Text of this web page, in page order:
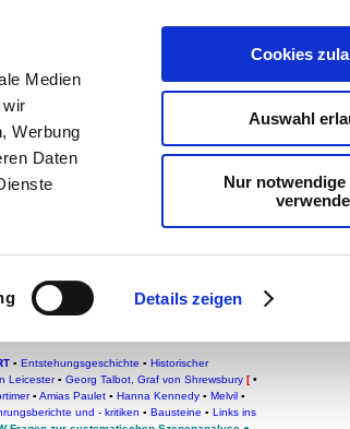
Medien
wir
Werbung
Daten
Details zeigen
Cookies
Auswahl
Nur notwendige
▪ Entstehungsgeschichte ▪ Historischer
Leicester▪ Georg Talbot, Graf von Shrewsbury [•
▪ Amias Paulet ▪ Hanna Kennedy ▪ Melvil ▪
und - kritiken ▪ Bausteine ▪ Links ins